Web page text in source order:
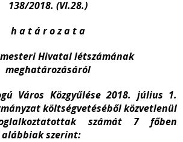
138/2018. (VI.28.)
h a t á r o z a t a
Hivatal létszámának
meghatározásáról
Város Közgyűlése 2018. július 1.
költségvetéséből közvetlenül
számát 7 főben
alábbiak szerint: